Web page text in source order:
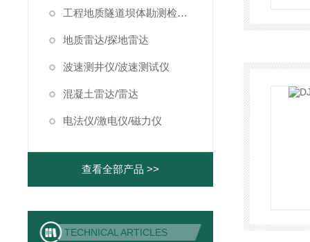
工程地质隧道坝体勘测检测仪器
地质雷达/探地雷达
波速测井仪/波速测试仪
混凝土雷达/雷达
电法仪/激电仪/磁力仪
查看全部产品 >>
TECHNICAL ARTICLES